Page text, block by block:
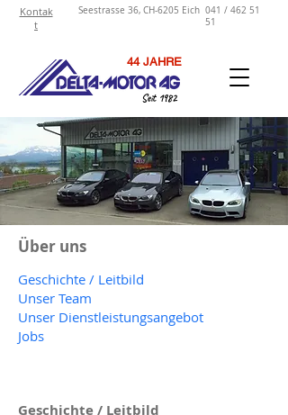
Kontak
t
Seestrasse 36, CH-6205 Eich 041 / 462 51
51
44 JAHRE
Seit 1982
Über uns
Geschichte / Leitbild
​Unser Team
Unser Dienstleistungsangebot
Jobs
Geschichte / Leitbild